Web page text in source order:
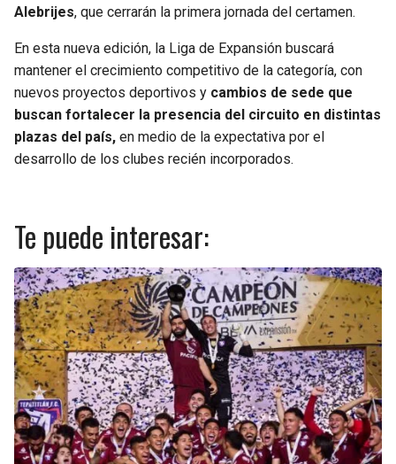
Alebrijes, que cerrarán la primera jornada del certamen.
En esta nueva edición, la Liga de Expansión buscará
mantener el crecimiento competitivo de la categoría, con
nuevos proyectos deportivos y cambios de sede que
buscan fortalecer la presencia del circuito en distintas
plazas del país, en medio de la expectativa por el
desarrollo de los clubes recién incorporados.
Te puede interesar: